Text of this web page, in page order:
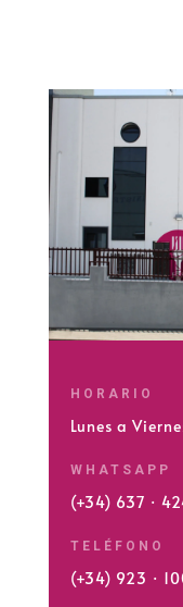
HORARIO
Lunes a
WHATSAPP
(+34) 637 ·
TELÉFONO
(+34) 923 ·